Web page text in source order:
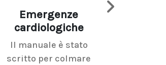
Emergenze
cardiologiche
Il manuale è stato
scritto per colmare